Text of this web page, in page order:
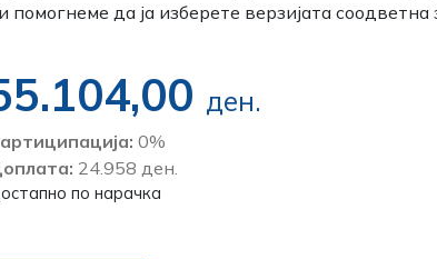
помогнеме да ја изберете верзијата
ден.
0%
24.958 ден.
по нарачка